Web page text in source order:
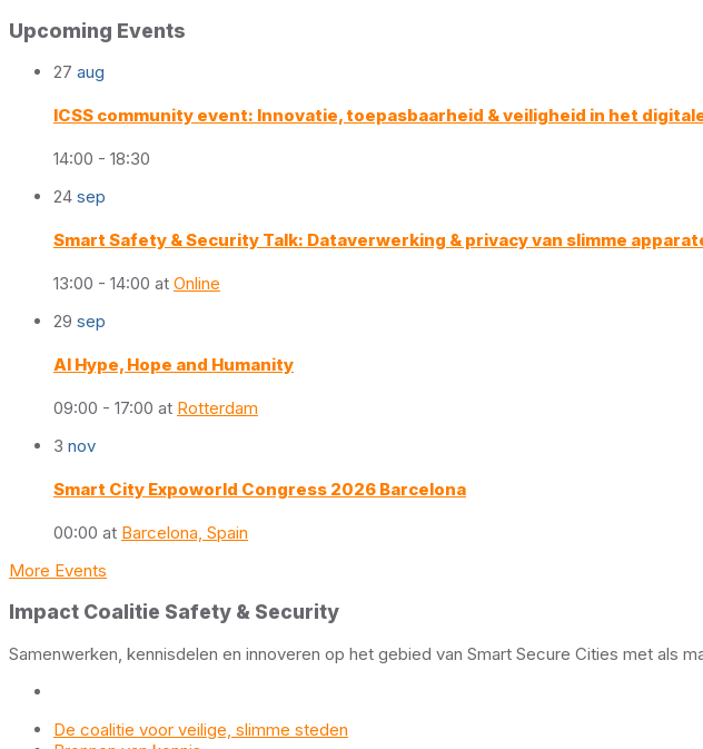
Back
calendar
Upcoming Events
27 aug
ICSS community event: Innovatie, toepasbaarheid & veiligheid in het
14:00 - 18:30
24 sep
Smart Safety & Security Talk: Dataverwerking & privacy van slimme
13:00 - 14:00 at Online
29 sep
AI Hype, Hope and Humanity
09:00 - 17:00 at Rotterdam
3 nov
Smart City Expoworld Congress 2026 Barcelona
00:00 at Barcelona, Spain
More Events
Impact Coalitie Safety & Security
Samenwerken, kennisdelen en innoveren op het gebied van Smart Secure Cities met als
De coalitie voor veilige, slimme steden